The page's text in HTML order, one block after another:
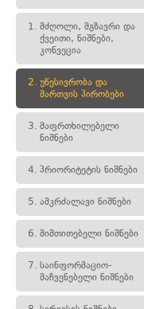
1. მძღოლი, მგზავრი და
ქვეითი, ნიშნები,
კონვეცია
2. უწესივრობა და
მართვის პირობები
3. მაფრთხილებელი
ნიშნები
4. პრიორიტეტის ნიშნები
5. ამკრძალავი ნიშნები
6. მიმთითებელი ნიშნები
7. საინფორმაციო-
მაჩვენებელი ნიშნები